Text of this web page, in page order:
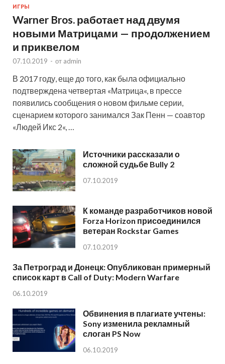
ИГРЫ
Warner Bros. работает над двумя
новыми Матрицами — продолжением
и приквелом
07.10.2019 - от admin
В 2017 году, еще до того, как была официально
подтверждена четвертая «Матрица«, в прессе
появились сообщения о новом фильме серии,
сценарием которого занимался Зак Пенн — соавтор
«Людей Икс 2«, …
Источники рассказали о
сложной судьбе Bully 2
07.10.2019
К команде разработчиков новой
Forza Horizon присоединился
ветеран Rockstar Games
07.10.2019
За Петроград и Донецк: Опубликован примерный
список карт в Call of Duty: Modern Warfare
06.10.2019
Обвинения в плагиате учтены:
Sony изменила рекламный
слоган PS Now
06.10.2019